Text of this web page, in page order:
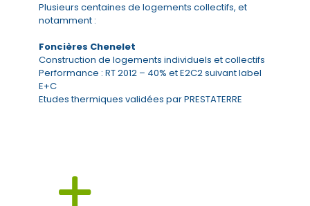
Plusieurs centaines de logements collectifs, et
notamment :
Foncières Chenelet
Construction de logements individuels et collectifs
Performance : RT 2012 – 40% et E2C2 suivant label
E+C
Etudes thermiques validées par PRESTATERRE